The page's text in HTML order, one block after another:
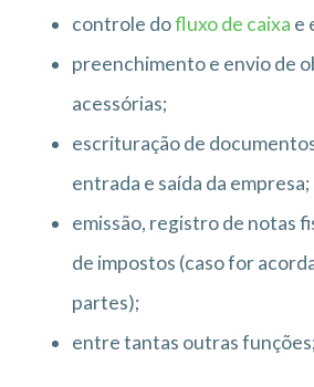
controle dofluxo de caixa e
preenchimento e envio de
acessórias;
escrituração de
entrada e saída da empresa;
emissão, registro de notas
de impostos (caso for
partes);
entre tantas outras